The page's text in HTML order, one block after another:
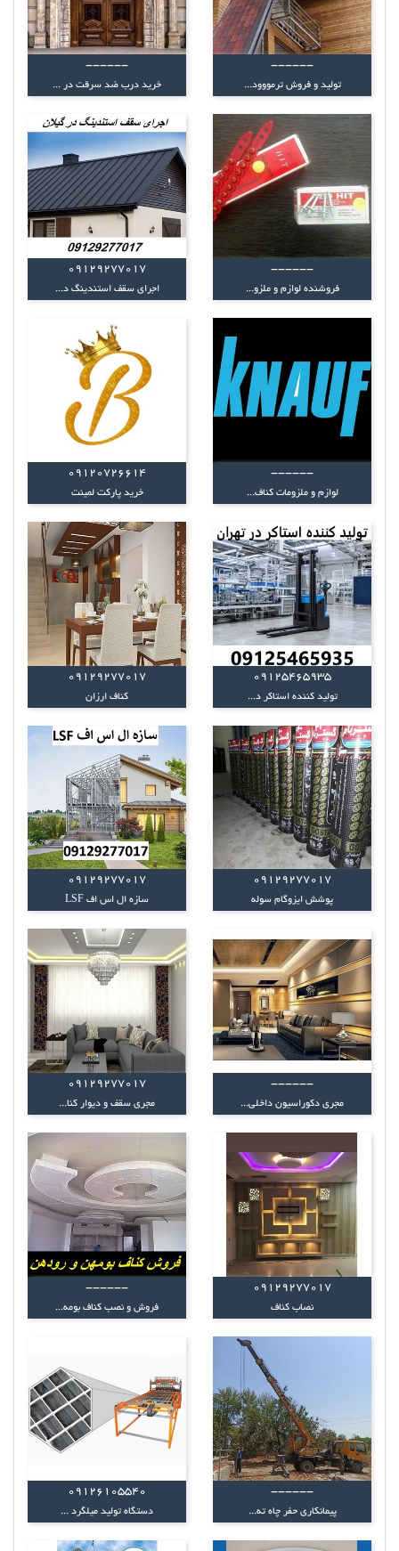
------
تولید و فروش ترمووود...
------
خرید درب ضد سرقت در ...
------
فروشنده لوازم و ملزو...
09129277017
اجرای سقف استندینگ د...
------
لوازم و ملزومات کناف...
09120726614
خرید پارکت لمینت
09125465935
تولید کننده استاکر د...
09129277017
کناف ارزان
09129277017
پوشش ایزوگام سوله
09129277017
سازه ال اس اف LSF
------
مجری دکوراسیون داخلی...
09129277017
مجری سقف و دیوار کنا...
09129277017
نصاب کناف
------
فروش و نصب کناف بومه...
------
پیمانکاری حفر چاه ته...
09126105540
دستگاه تولید میلگرد ...